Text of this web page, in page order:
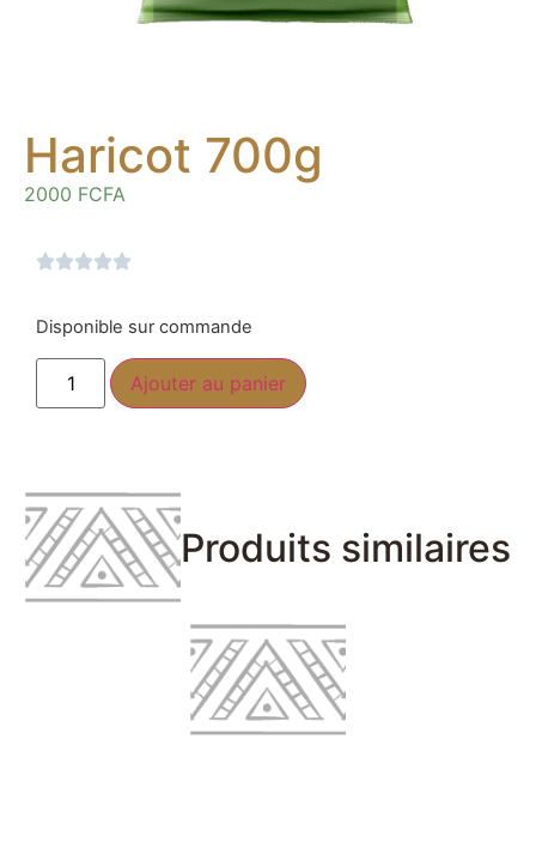
Haricot 700g
2000 FCFA
Disponible sur commande
Ajouter au panier
Produits similaires